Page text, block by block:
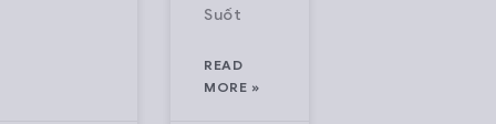
Suốt
READ
MORE »